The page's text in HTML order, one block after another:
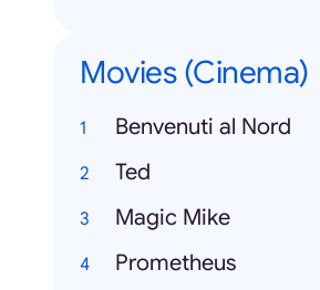
Movies (Cinema)
Benvenuti al Nord
Ted
Magic Mike
Prometheus